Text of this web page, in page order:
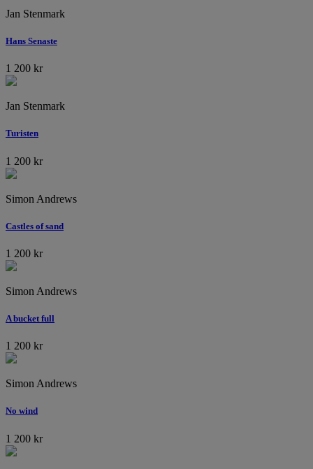
Jan Stenmark
Hans Senaste
1 200 kr
Jan Stenmark
Turisten
1 200 kr
Simon Andrews
Castles of sand
1 200 kr
Simon Andrews
A bucket full
1 200 kr
Simon Andrews
No wind
1 200 kr